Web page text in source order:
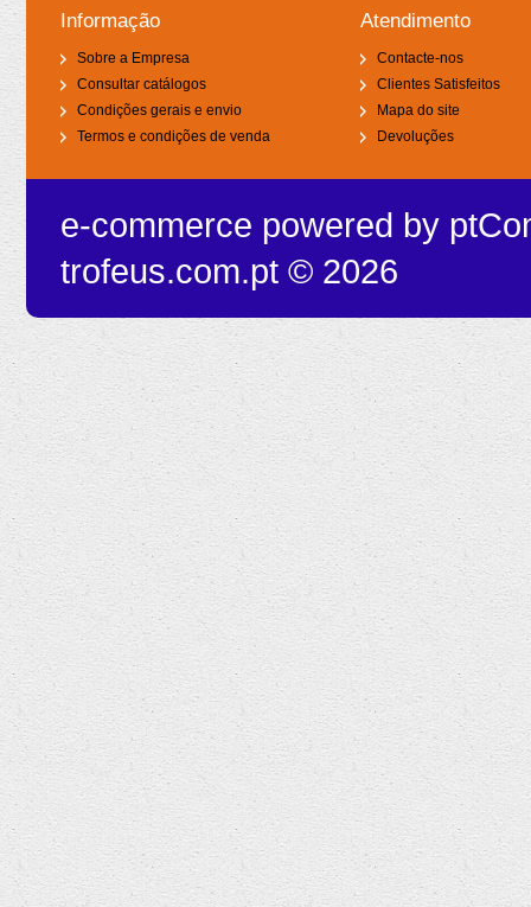
Informação
Sobre a Empresa
Consultar catálogos
Condições gerais e envio
Termos e condições de venda
Atendimento
Contacte-nos
Clientes Satisfeitos
Mapa do site
Devoluções
e-commerce powered by
trofeus.com.pt © 2026